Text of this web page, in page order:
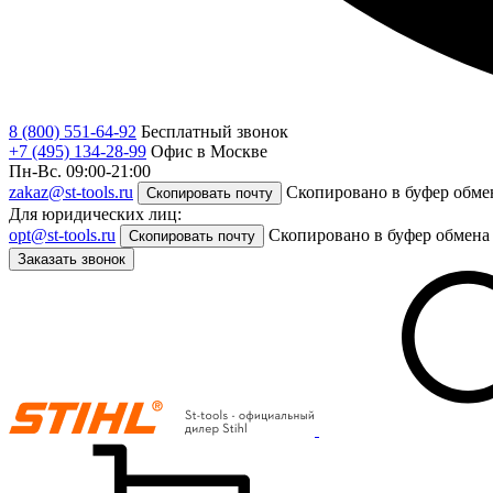
8 (800) 551-64-92 Бесплатный звонок
+7 (495) 134-28-99 Офис в Москве
Пн-Вс. 09:00-21:00
zakaz@st-tools.ru
Скопировать почту
Скопировано в буфер
Для юридических лиц:
opt@st-tools.ru
Скопировать почту Скопировано в буфер обмена
Заказать звонок